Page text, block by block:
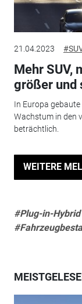
21.04.2023
Mehr SUV,
größer und
In Europa
Wachstum in den
beträchtlich.
WEITERE
#Plug-in-Hybrid